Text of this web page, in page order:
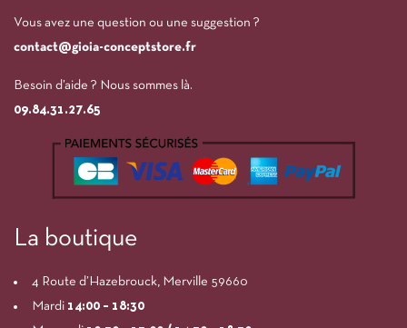
Vous avez une question ou une suggestion ?
contact@gioia-conceptstore.fr
Besoin d’aide ? Nous sommes là.
09.84.31.27.65
La boutique
4 Route d’Hazebrouck, Merville 59660
Mardi 14:00 – 18:30